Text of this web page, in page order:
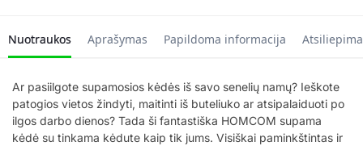
Nuotraukos Aprašymas Papildoma informacija
Ar pasiilgote supamosios kėdės iš savo senelių namų? Ieškote
patogios vietos žindyti, maitinti iš buteliuko ar atsipalaiduoti po
ilgos darbo dienos? Tada ši fantastiška HOMCOM supama
kėdė su tinkama kėdute kaip tik jums. Visiškai paminkštintas ir